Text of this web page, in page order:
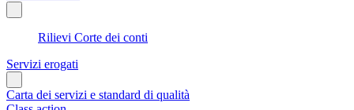
Rilievi Corte dei conti
Servizi erogati
Carta dei servizi e standard di qualità